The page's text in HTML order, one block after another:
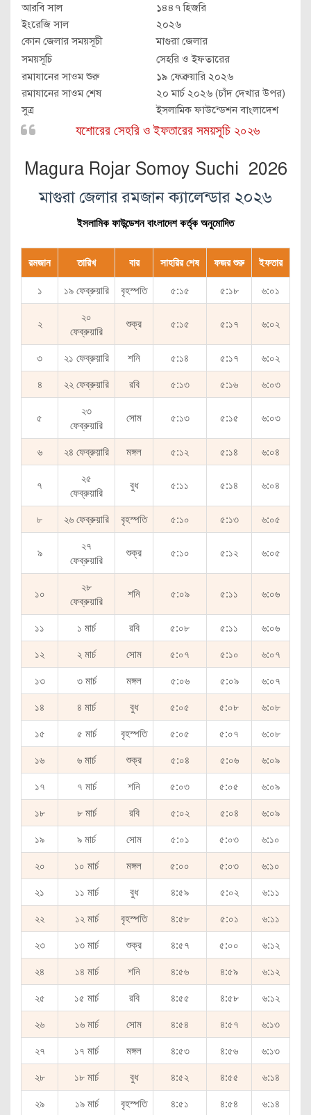
আরবি সাল
১৪৪৭ হিজরি
ইংরেজি সাল
২০২৬
কোন জেলার সময়সূচী
মাগুরা জেলার
সময়সূচি
সেহরি ও ইফতারের
রমাযানের সাওম শুরু
১৯ ফেব্রুয়ারি ২০২৬
রমাযানের সাওম শেষ
২০ মার্চ ২০২৬ (চাঁদ দেখার উপর)
সুত্র
ইসলামিক ফাউন্ডেশন বাংলাদেশ
যশোরের সেহরি ও ইফতারের সময়সূচি ২০২৬
Magura Rojar Somoy Suchi 2026
মাগুরা জেলার রমজান ক্যালেন্ডার ২০২৬
ইসলামিক ফাউন্ডেশন বাংলাদেশ কর্তৃক অনুমোদিত
রমজান তারিখ বার সাহরির শেষ ফজর শুরু ইফতার
১ ১৯ ফেব্রুয়ারি বৃহস্পতি ৫:১৫ ৫:১৮ ৬:০১
২
২০
ফেব্রুয়ারি
শুক্র ৫:১৫ ৫:১৭ ৬:০২
৩ ২১ ফেব্রুয়ারি শনি ৫:১৪ ৫:১৭ ৬:০২
৪ ২২ ফেব্রুয়ারি রবি ৫:১৩ ৫:১৬ ৬:০৩
৫
২৩
ফেব্রুয়ারি
সোম ৫:১৩ ৫:১৫ ৬:০৩
৬ ২৪ ফেব্রুয়ারি মঙ্গল ৫:১২ ৫:১৪ ৬:০৪
৭
২৫
ফেব্রুয়ারি
বুধ ৫:১১ ৫:১৪ ৬:০৪
৮ ২৬ ফেব্রুয়ারি বৃহস্পতি ৫:১০ ৫:১৩ ৬:০৫
৯
২৭
ফেব্রুয়ারি
শুক্র ৫:১০ ৫:১২ ৬:০৫
১০
২৮
ফেব্রুয়ারি
শনি ৫:০৯ ৫:১১ ৬:০৬
১১ ১ মার্চ রবি ৫:০৮ ৫:১১ ৬:০৬
১২ ২ মার্চ সোম ৫:০৭ ৫:১০ ৬:০৭
১৩ ৩ মার্চ মঙ্গল ৫:০৬ ৫:০৯ ৬:০৭
১৪ ৪ মার্চ বুধ ৫:০৫ ৫:০৮ ৬:০৮
১৫ ৫ মার্চ বৃহস্পতি ৫:০৫ ৫:০৭ ৬:০৮
১৬ ৬ মার্চ শুক্র ৫:০৪ ৫:০৬ ৬:০৯
১৭ ৭ মার্চ শনি ৫:০৩ ৫:০৫ ৬:০৯
১৮ ৮ মার্চ রবি ৫:০২ ৫:০৪ ৬:০৯
১৯ ৯ মার্চ সোম ৫:০১ ৫:০৩ ৬:১০
২০ ১০ মার্চ মঙ্গল ৫:০০ ৫:০৩ ৬:১০
২১ ১১ মার্চ বুধ ৪:৫৯ ৫:০২ ৬:১১
২২ ১২ মার্চ বৃহস্পতি ৪:৫৮ ৫:০১ ৬:১১
২৩ ১৩ মার্চ শুক্র ৪:৫৭ ৫:০০ ৬:১২
২৪ ১৪ মার্চ শনি ৪:৫৬ ৪:৫৯ ৬:১২
২৫ ১৫ মার্চ রবি ৪:৫৫ ৪:৫৮ ৬:১২
২৬ ১৬ মার্চ সোম ৪:৫৪ ৪:৫৭ ৬:১৩
২৭ ১৭ মার্চ মঙ্গল ৪:৫৩ ৪:৫৬ ৬:১৩
২৮ ১৮ মার্চ বুধ ৪:৫২ ৪:৫৫ ৬:১৪
২৯ ১৯ মার্চ বৃহস্পতি ৪:৫১ ৪:৫৪ ৬:১৪